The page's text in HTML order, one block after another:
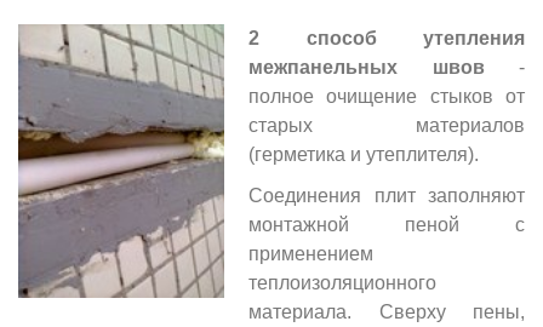
2 способ утепления
межпанельных швов -
полное очищение стыков от
старых материалов
(герметика и утеплителя).
Соединения плит заполняют
монтажной пеной с
применением
теплоизоляционного
материала. Сверху пены,